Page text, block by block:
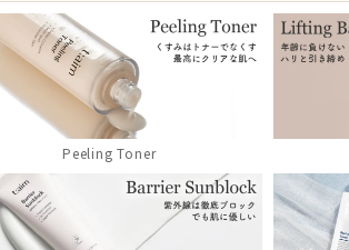
Peeling Toner